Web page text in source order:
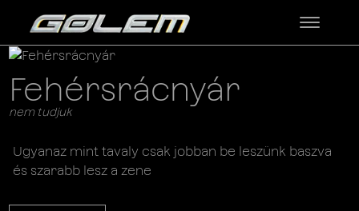
Fehérsrácnyár
nem tudjuk
Ugyanaz mint tavaly csak jobban be leszünk baszva
és szarabb lesz a zene